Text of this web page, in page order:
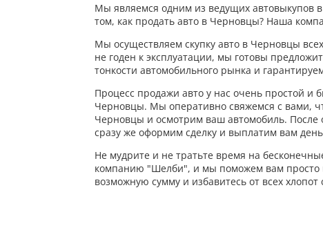
Мы являемся одним из ведущих автовыкупов
том, как продать авто в Черновцы? Наша
Мы осуществляем скупку авто в Черновцы
не годен к эксплуатации, мы готовы
тонкости автомобильного рынка и
Процесс продажи авто у нас очень простой и
Черновцы. Мы оперативно свяжемся с вами,
Черновцы и осмотрим ваш автомобиль.
сразу же оформим сделку и выплатим вам
Не мудрите и не тратьте время на
компанию "Шелби", и мы поможем вам просто
возможную сумму и избавитесь от всех